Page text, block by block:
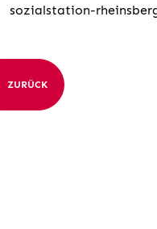
sozialstation-
ZURÜCK